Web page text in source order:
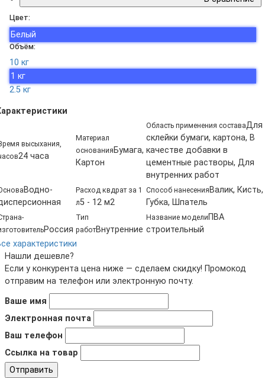
Цвет:
Белый
Объём:
10 кг
1 кг
2.5 кг
высыхания,
24 часа
Материал
основанияБумага,
Картон
Область применения составаДля
склейки бумаги, картона, В
качестве добавки в
цементные растворы, Для
внутренних работ
Водно-
Расход квдрат за 1
л5 - 12 м2
Способ нанесенияВалик, Кисть,
Губка, Шпатель
Россия
Тип
работВнутренние
Название моделиПВА
строительный
характеристики
Нашли дешевле?
Если у конкурента цена ниже — сделаем скидку! Промокод
отправим на телефон или электронную почту.
Ваше имя
Электронная почта
Ваш телефон
Ссылка на товар
Отправить